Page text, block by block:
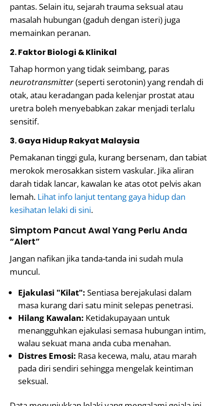
pantas. Selain itu, sejarah trauma seksual atau
masalah hubungan (gaduh dengan isteri) juga
memainkan peranan.
2. Faktor Biologi & Klinikal
Tahap hormon yang tidak seimbang, paras
neurotransmitter(seperti serotonin) yang rendah di
otak, atau keradangan pada kelenjar prostat atau
uretra boleh menyebabkan zakar menjadi terlalu
sensitif.
3. Gaya Hidup Rakyat Malaysia
Pemakanan tinggi gula, kurang bersenam, dan tabiat
merokok merosakkan sistem vaskular. Jika aliran
darah tidak lancar, kawalan ke atas otot pelvis akan
lemah. Lihat info lanjut tentang gaya hidup dan
kesihatan lelaki di sini.
Simptom Pancut Awal Yang Perlu Anda
“Alert”
Jangan nafikan jika tanda-tanda ini sudah mula
muncul.
Ejakulasi "Kilat": Sentiasa berejakulasi dalam
masa kurang dari satu minit selepas penetrasi.
Hilang Kawalan: Ketidakupayaan untuk
menangguhkan ejakulasi semasa hubungan intim,
walau sekuat mana anda cuba menahan.
Distres Emosi: Rasa kecewa, malu, atau marah
pada diri sendiri sehingga mengelak keintiman
seksual.